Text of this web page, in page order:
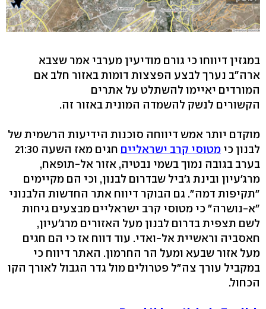
במגזין דיווחו כי גורם מודיעין מערבי אמר שצבא
ארה"ב נערך לבצע הפצצות דומות באזור חלב אם
המורדים יאיימו להשתלט על אתרים
הקשורים לנשק להשמדה המונית באזור זה.
מוקדם יותר אמש דיווחה סוכנות הידיעות הרשמית של
לבנון כי מטוסי קרב ישראליים
חגים מאז השעה 21:30
בערב בגובה נמוך בשמי נבטיה, אזור אל-תופאח,
מרג'עיון ובינת ג'ביל שבדרום לבנון, וכי הם מקיימים
"תקיפות דמה". גם הבוקר דיווח אתר החדשות הלבנוני
"א-נושרה" כי מטוסי קרב ישראליים מבצעים גיחות
לשם תצפית בדרום לבנון מעל האזורים מרג'עיון,
חאסביה וראשיית אל-ואדי. עוד דווח אז כי הם חגים
מעל אזור שבעא ומעל הר החרמון. האתר דיווח כי
במקביל עורך צה"ל פטרולים מול גדר הגבול לאורך הקו
הכחול.